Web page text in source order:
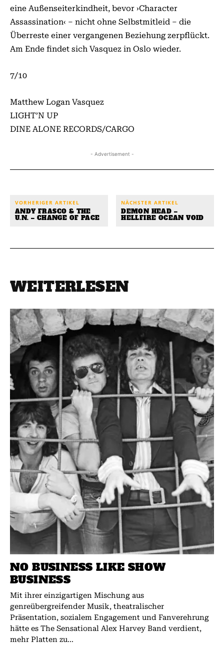
eine Außenseiterkindheit, bevor ›Character
Assassination‹ – nicht ohne Selbstmitleid – die
Überreste einer vergangenen Beziehung zerpflückt.
Am Ende findet sich Vasquez in Oslo wieder.
7/10
Matthew Logan Vasquez
LIGHT’N UP
DINE ALONE RECORDS/CARGO
- Advertisement -
VORHERIGER ARTIKEL
ANDY FRASCO & THE
U.N. – CHANGE OF PACE
NÄCHSTER ARTIKEL
DEMON HEAD –
HELLFIRE OCEAN VOID
WEITERLESEN
NO BUSINESS LIKE SHOW
BUSINESS
Mit ihrer einzigartigen Mischung aus
genreübergreifender Musik, theatralischer
Präsentation, sozialem Engagement und Fanverehrung
hätte es The Sensational Alex Harvey Band verdient,
mehr Platten zu...